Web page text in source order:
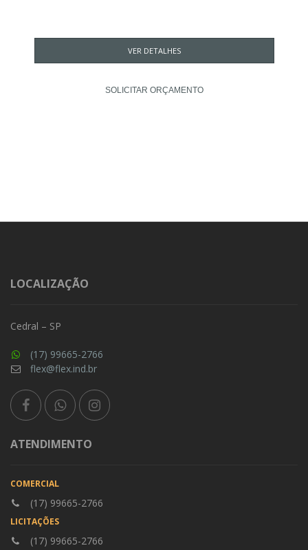
VER DETALHES
SOLICITAR ORÇAMENTO
LOCALIZAÇÃO
Cedral – SP
(17) 99665-2766
flex@flex.ind.br
ATENDIMENTO
COMERCIAL
(17) 99665-2766
LICITAÇÕES
(17) 99665-2766